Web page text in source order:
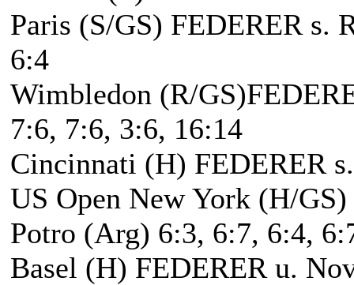
Paris (S/GS) FEDERER s.
6:4
Wimbledon (R/
7:6, 7:6, 3:6, 16:14
Cincinnati (H) FEDERER
US Open New York (H/
Potro (Arg) 6:3, 6:7, 6:4,
Basel (H) FEDERER u.